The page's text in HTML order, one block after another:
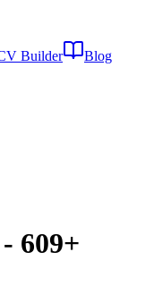
Builder Blog
609+